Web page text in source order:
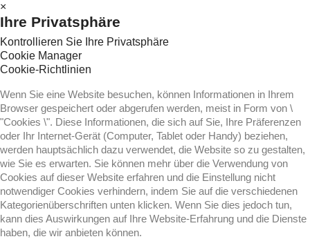
×
Ihre Privatsphäre
Kontrollieren Sie Ihre Privatsphäre
Cookie Manager
Cookie-Richtlinien
Wenn Sie eine Website besuchen, können Informationen in Ihrem
Browser gespeichert oder abgerufen werden, meist in Form von \
"Cookies \". Diese Informationen, die sich auf Sie, Ihre Präferenzen
oder Ihr Internet-Gerät (Computer, Tablet oder Handy) beziehen,
werden hauptsächlich dazu verwendet, die Website so zu gestalten,
wie Sie es erwarten. Sie können mehr über die Verwendung von
Cookies auf dieser Website erfahren und die Einstellung nicht
notwendiger Cookies verhindern, indem Sie auf die verschiedenen
Kategorienüberschriften unten klicken. Wenn Sie dies jedoch tun,
kann dies Auswirkungen auf Ihre Website-Erfahrung und die Dienste
haben, die wir anbieten können.